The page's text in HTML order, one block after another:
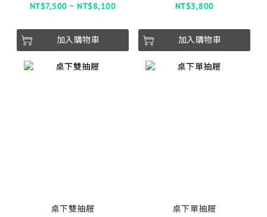
NT$7,500 ~ NT$8,100
加入購物車
NT$3,800
加入購物車
桌下雙抽屜
桌下單抽屜